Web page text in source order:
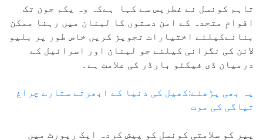
تاہم کونسل نے غطریس سے کہا ہےکہ وہ یکم جون تک
اقوامِ متحدہ کے امن دستوں کا لبنان میں رہنا ممکن
بنانےکیلئے اختیارات تجویز کریں خاص طور پر بلیو
لائن کی نگرانی کیلئے جو لبنان اور اسرائیل کے
درمیان ڈی فیکٹو بارڈر کی علامت ہے۔
یہ بھی پڑھئے:کھیل کی دنیا کے ابھرتے ستارے چراغ
تیاگی کی موت
پیر کو سلامتی کونسل کو پیش کردہ ایک رپورٹ میں